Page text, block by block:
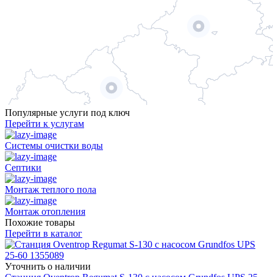
Популярные услуги под ключ
Перейти к услугам
Системы очистки воды
Септики
Монтаж теплого пола
Монтаж отопления
Похожие товары
Перейти в каталог
Уточнить о наличии